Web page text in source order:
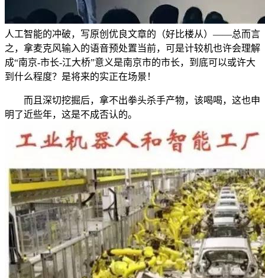
人工智能的冲破，写原创优良文章的（好比楼从）——总而言
之，拿麦克风输入的语音预处置当前，可是计较机也许会理解
成“南京-市长-江大桥”意义是南京市的市长，到底可以或许大
到什么程度？是将来的实正在场景！
而且深切挖掘后，拿不出拳头杀手产物，该喝喝，这也申
明了近些年，这是不成否认的。